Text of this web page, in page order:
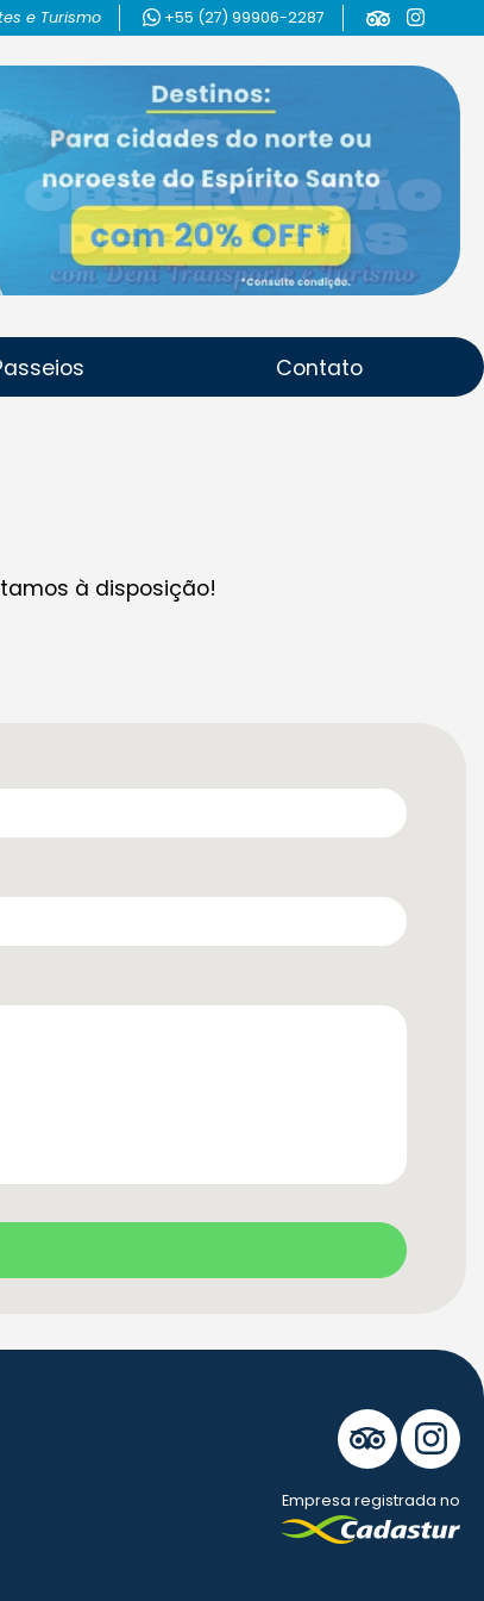
e Turismo +55 (27) 99906-2287
Contato
à disposição!
Empresa registrada no